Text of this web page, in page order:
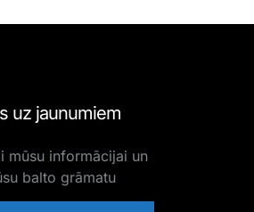
uz jaunumiem
mūsu informācijai un
balto grāmatu